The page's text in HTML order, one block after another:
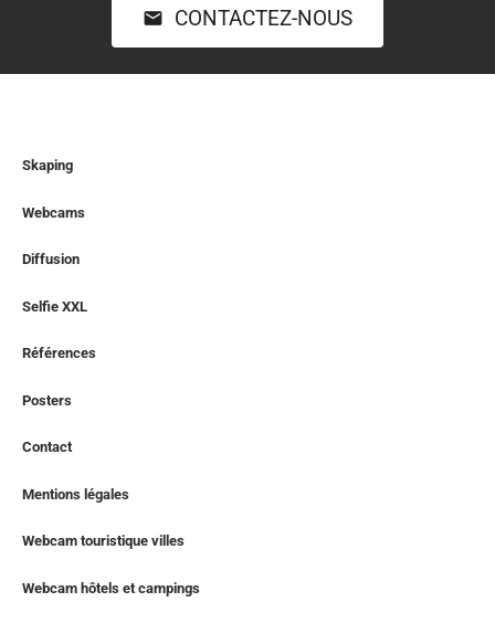
email CONTACTEZ-NOUS
Skaping
Webcams
Diffusion
Selfie XXL
Références
Posters
Contact
Mentions légales
Webcam touristique villes
Webcam hôtels et campings